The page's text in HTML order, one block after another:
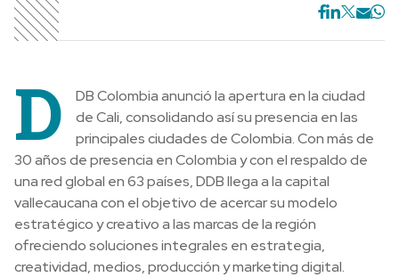
D
DB Colombia anunció la apertura en la ciudad
de Cali, consolidando así su presencia en las
principales ciudades de Colombia. Con más de
30 años de presencia en Colombia y con el respaldo de
una red global en 63 países, DDB llega a la capital
vallecaucana con el objetivo de acercar su modelo
estratégico y creativo a las marcas de la región
ofreciendo soluciones integrales en estrategia,
creatividad, medios, producción y marketing digital.